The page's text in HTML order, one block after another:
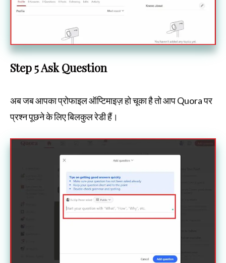
Step 5 Ask Question
अब जब आपका प्रोफाइल ऑप्टिमाइज़ हो चूका है तो आप Quora पर
प्रश्न पूछने के लिए बिलकुल रेडी हैं।